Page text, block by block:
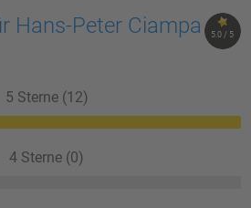
5.0 / 5
Hans-Peter Ciampa
5 Sterne (12)
4 Sterne (0)